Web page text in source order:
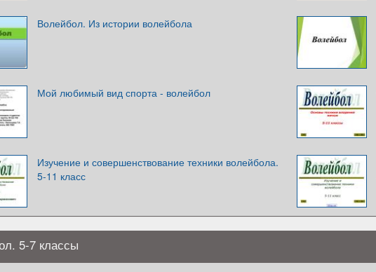
Волейбол. Из истории волейбола
Мой любимый вид спорта - волейбол
Изучение и совершенствование техники волейбола.
5-11 класс
5-7 классы